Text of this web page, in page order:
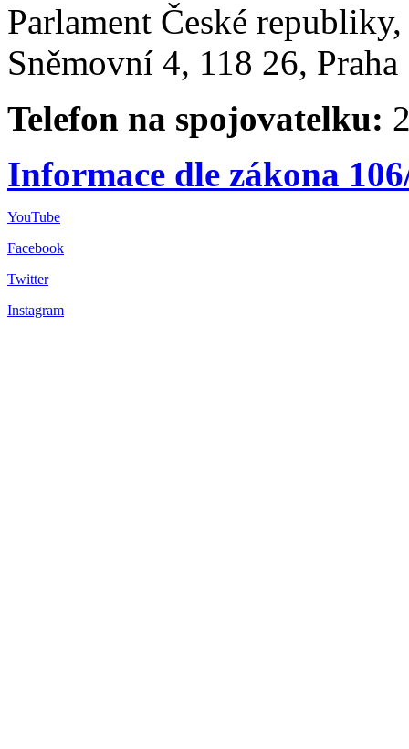
Parlament České
Sněmovní 4, 118 26,
Telefon na spojovatelku:
Informace dle zákona
YouTube
Facebook
Twitter
Instagram